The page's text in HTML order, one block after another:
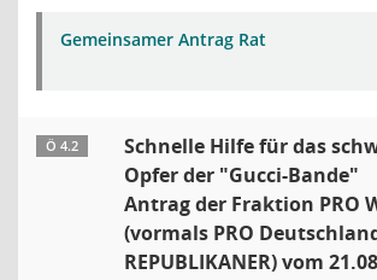
Gemeinsamer Antrag Rat
Ö 4.2
Schnelle Hilfe für das
Opfer der "Gucci-Bande"
Antrag der Fraktion PRO
(vormals PRO
REPUBLIKANER) vom